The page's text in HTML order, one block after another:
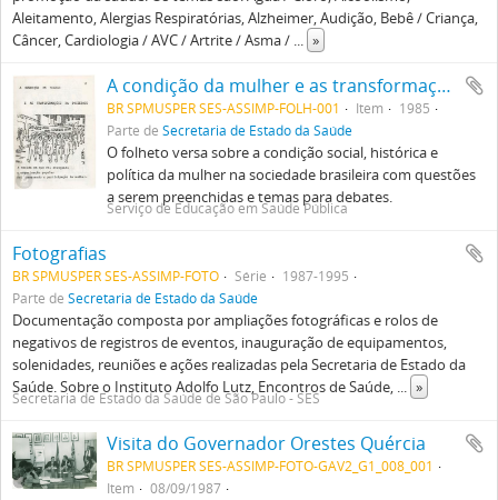
Aleitamento, Alergias Respiratórias, Alzheimer, Audição, Bebê / Criança,
Câncer, Cardiologia / AVC / Artrite / Asma / ... »
A condição da mulher e as transformações da sociedade
BR SPMUSPER SES-ASSIMP-FOLH-001 Item
1985
Parte deSecretaria de Estado da Saúde
O folheto versa sobre a condição social, histórica e
política da mulher na sociedade brasileira com questões
a serem preenchidas e temas para debates.
Serviço de Educação em Saúde Pública
Fotografias
BR SPMUSPER SES-ASSIMP-FOTO Série
1987-1995
Parte de Secretaria de Estado da Saúde
Documentação composta por ampliações fotográficas e rolos de
negativos de registros de eventos, inauguração de equipamentos,
solenidades, reuniões e ações realizadas pela Secretaria de Estado da
Saúde. Sobre o Instituto Adolfo Lutz, Encontros de Saúde, ... »
Secretaria de Estado da Saúde de São Paulo - SES
Visita do Governador Orestes Quércia
BR SPMUSPER SES-ASSIMP-FOTO-GAV2_G1_008_001
Item
08/09/1987